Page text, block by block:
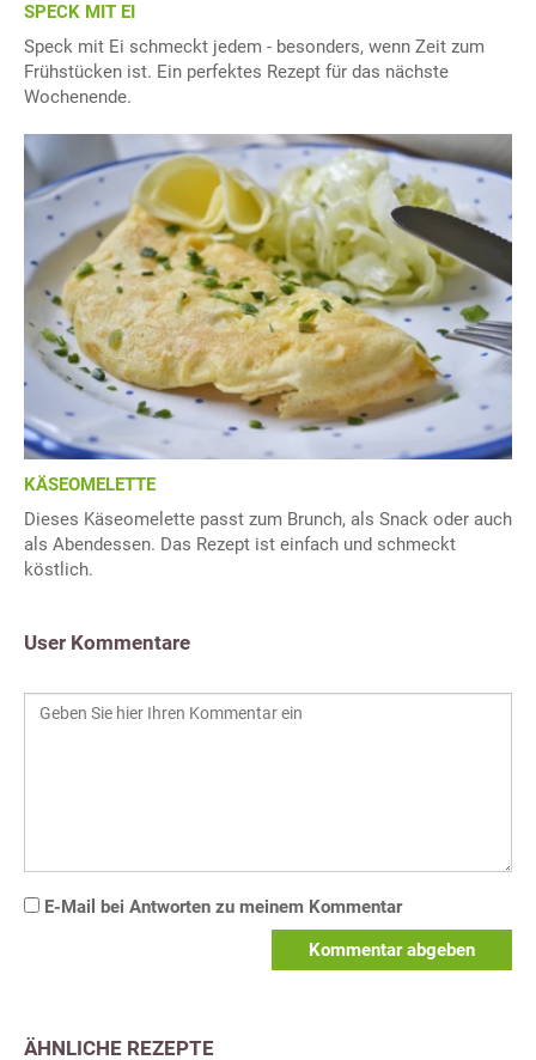
SPECK MIT EI
Speck mit Ei schmeckt jedem - besonders, wenn Zeit zum
Frühstücken ist. Ein perfektes Rezept für das nächste
Wochenende.
KÄSEOMELETTE
Dieses Käseomelette passt zum Brunch, als Snack oder auch
als Abendessen. Das Rezept ist einfach und schmeckt
köstlich.
User Kommentare
E-Mail bei Antworten zu meinem Kommentar
Kommentar abgeben
ÄHNLICHE REZEPTE